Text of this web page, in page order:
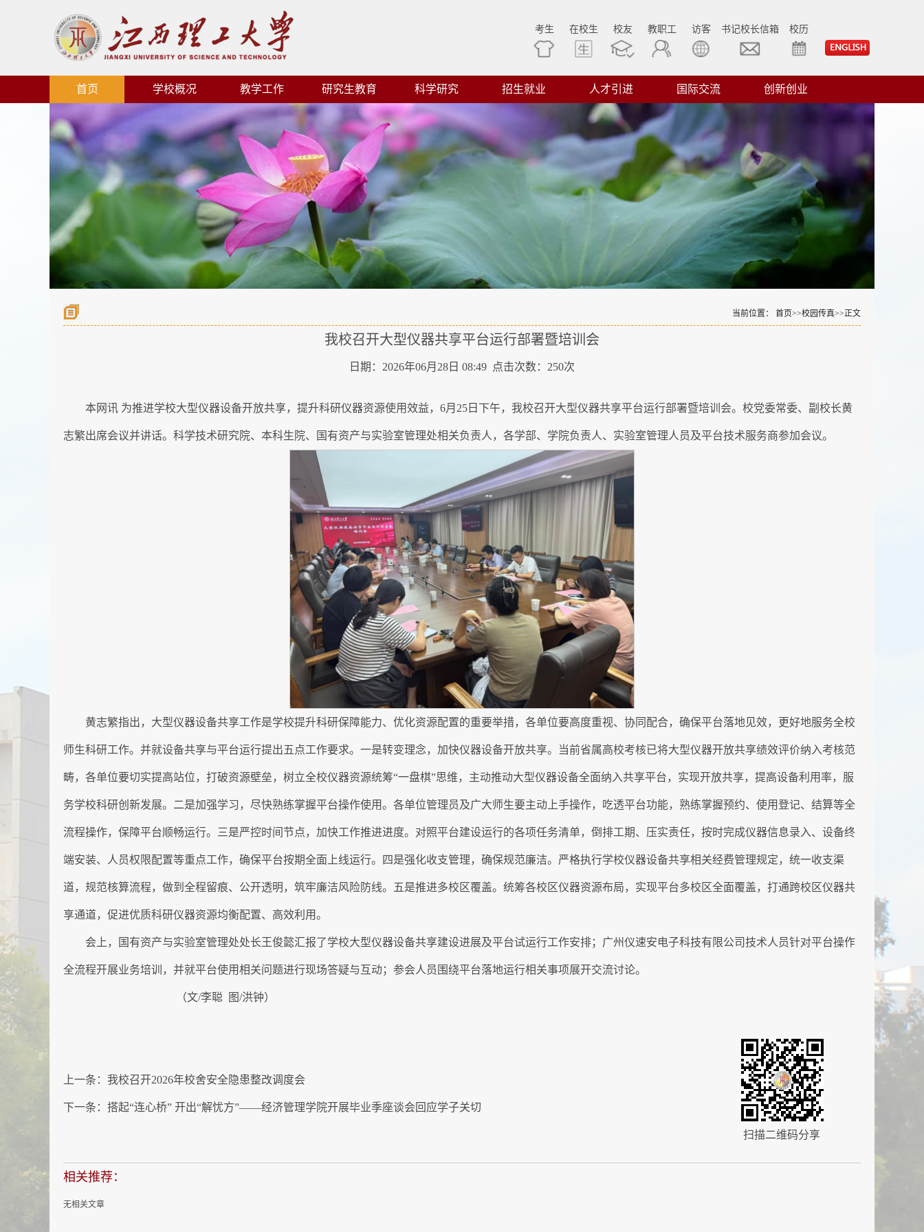
考生 在校生 校友 教职工 访客 书记校长信箱 校历
首页 学校概况 教学工作 研究生教育 科学研究 招生就业 人才引进 国际交流 创新创业
当前位置： 首页>>校园传真>>正文
我校召开大型仪器共享平台运行部署暨培训会
日期：2026年06月28日 08:49 点击次数： 250次
本网讯 为推进学校大型仪器设备开放共享，提升科研仪器资源使用效益，6月25日下午，我校召开大型仪器共享平台运行部署暨培训会。校党委常委、副校长黄
志繁出席会议并讲话。科学技术研究院、本科生院、国有资产与实验室管理处相关负责人，各学部、学院负责人、实验室管理人员及平台技术服务商参加会议。
黄志繁指出，大型仪器设备共享工作是学校提升科研保障能力、优化资源配置的重要举措，各单位要高度重视、协同配合，确保平台落地见效，更好地服务全校
师生科研工作。并就设备共享与平台运行提出五点工作要求。一是转变理念，加快仪器设备开放共享。当前省属高校考核已将大型仪器开放共享绩效评价纳入考核范
畴，各单位要切实提高站位，打破资源壁垒，树立全校仪器资源统筹“一盘棋”思维，主动推动大型仪器设备全面纳入共享平台，实现开放共享，提高设备利用率，服
务学校科研创新发展。二是加强学习，尽快熟练掌握平台操作使用。各单位管理员及广大师生要主动上手操作，吃透平台功能，熟练掌握预约、使用登记、结算等全
流程操作，保障平台顺畅运行。三是严控时间节点，加快工作推进进度。对照平台建设运行的各项任务清单，倒排工期、压实责任，按时完成仪器信息录入、设备终
端安装、人员权限配置等重点工作，确保平台按期全面上线运行。四是强化收支管理，确保规范廉洁。严格执行学校仪器设备共享相关经费管理规定，统一收支渠
道，规范核算流程，做到全程留痕、公开透明，筑牢廉洁风险防线。五是推进多校区覆盖。统筹各校区仪器资源布局，实现平台多校区全面覆盖，打通跨校区仪器共
享通道，促进优质科研仪器资源均衡配置、高效利用。
会上，国有资产与实验室管理处处长王俊懿汇报了学校大型仪器设备共享建设进展及平台试运行工作安排；广州仪速安电子科技有限公司技术人员针对平台操作
全流程开展业务培训，并就平台使用相关问题进行现场答疑与互动；参会人员围绕平台落地运行相关事项展开交流讨论。
（文/李聪 图/洪钟）
上一条： 我校召开2026年校舍安全隐患整改调度会
下一条： 搭起“连心桥” 开出“解忧方”——经济管理学院开展毕业季座谈会回应学子关切
扫描二维码分享
相关推荐：
无相关文章